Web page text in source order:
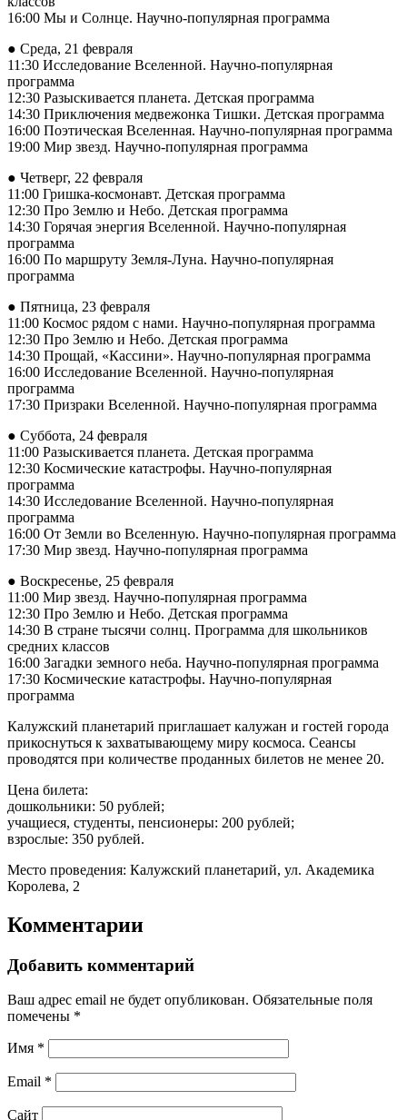
16:00 Мы и Солнце. Научно-популярная программа
● Среда, 21 февраля
11:30 Исследование Вселенной. Научно-популярная
программа
12:30 Разыскивается планета. Детская программа
14:30 Приключения медвежонка Тишки. Детская программа
16:00 Поэтическая Вселенная. Научно-популярная программа
19:00 Мир звезд. Научно-популярная программа
● Четверг, 22 февраля
11:00 Гришка-космонавт. Детская программа
12:30 Про Землю и Небо. Детская программа
14:30 Горячая энергия Вселенной. Научно-популярная
программа
16:00 По маршруту Земля-Луна. Научно-популярная
программа
● Пятница, 23 февраля
11:00 Космос рядом с нами. Научно-популярная программа
12:30 Про Землю и Небо. Детская программа
14:30 Прощай, «Кассини». Научно-популярная программа
16:00 Исследование Вселенной. Научно-популярная
программа
17:30 Призраки Вселенной. Научно-популярная программа
● Суббота, 24 февраля
11:00 Разыскивается планета. Детская программа
12:30 Космические катастрофы. Научно-популярная
программа
14:30 Исследование Вселенной. Научно-популярная
программа
16:00 От Земли во Вселенную. Научно-популярная программа
17:30 Мир звезд. Научно-популярная программа
● Воскресенье, 25 февраля
11:00 Мир звезд. Научно-популярная программа
12:30 Про Землю и Небо. Детская программа
14:30 В стране тысячи солнц. Программа для школьников
средних классов
16:00 Загадки земного неба. Научно-популярная программа
17:30 Космические катастрофы. Научно-популярная
программа
Калужский планетарий приглашает калужан и гостей города
прикоснуться к захватывающему миру космоса. Сеансы
проводятся при количестве проданных билетов не менее 20.
Цена билета:
дошкольники: 50 рублей;
учащиеся, студенты, пенсионеры: 200 рублей;
взрослые: 350 рублей.
Место проведения: Калужский планетарий, ул. Академика
Королева, 2
Комментарии
Добавить комментарий
Ваш адрес email не будет опубликован. Обязательные поля
помечены *
Имя *
Email *
Сайт